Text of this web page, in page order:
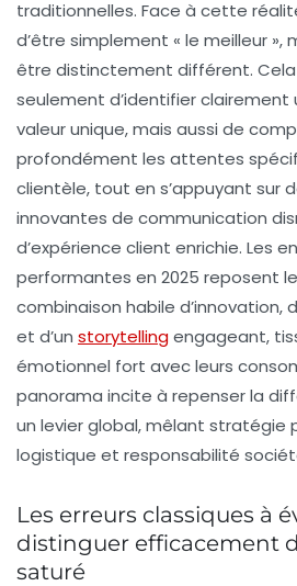
traditionnelles. Face à cette
d’être simplement « le meilleur »,
être distinctement différent. Cela
seulement d’identifier clairement
valeur unique, mais aussi de
profondément les attentes
clientèle, tout en s’appuyant sur
innovantes de communication
d’expérience client enrichie. Les
performantes en 2025 reposent
combinaison habile d’innovation,
et d’un storytellingengageant,
émotionnel fort avec leurs
panorama incite à repenser la
un levier global, mêlant stratégie
logistique et responsabilité
Les erreurs classiques à
distinguer efficacement
saturé